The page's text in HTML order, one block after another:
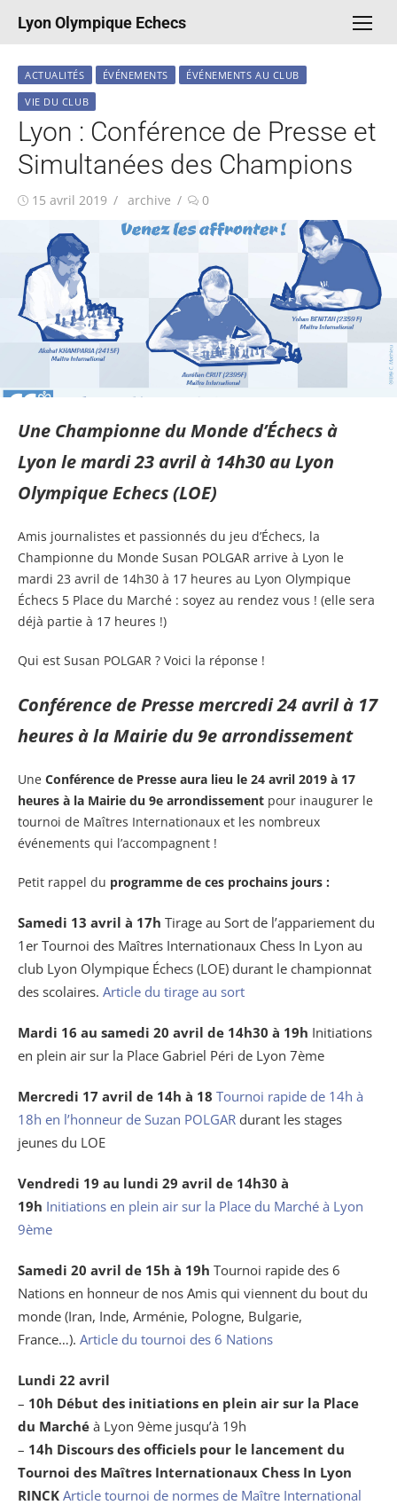
Lyon Olympique Echecs
ACTUALITÉS ÉVÉNEMENTS
ÉVÉNEMENTS AU CLUB
VIE DU CLUB
Lyon : Conférence de Presse et
Simultanées des Champions
Publié
15 avril 2019 Auteur/autrice
archive 0
Une Championne du Monde d’Échecs à
Lyon le mardi 23 avril à 14h30 au Lyon
Olympique Echecs (LOE)
Amis journalistes et passionnés du jeu d’Échecs, la
Championne du Monde Susan POLGAR arrive à Lyon le
mardi 23 avril de 14h30 à 17 heures au Lyon Olympique
Échecs 5 Place du Marché : soyez au rendez vous ! (elle sera
déjà partie à 17 heures !)
Qui est Susan POLGAR ? Voici la réponse !
Conférence de Presse mercredi 24 avril à 17
heures à la Mairie du 9e arrondissement
Une Conférence de Presse aura lieu le 24 avril 2019 à 17
heures à la Mairie du 9e arrondissement pour inaugurer le
tournoi de Maîtres Internationaux et les nombreux
événements qui l’accompagnent !
Petit rappel du programme de ces prochains jours :
Samedi 13 avril à 17h Tirage au Sort de l’appariement du
1er Tournoi des Maîtres Internationaux Chess In Lyon au
club Lyon Olympique Échecs (LOE) durant le championnat
des scolaires. Article du tirage au sort
Mardi 16 au samedi 20 avril de 14h30 à 19h Initiations
en plein air sur la Place Gabriel Péri de Lyon 7ème
Mercredi 17 avril de 14h à 18 Tournoi rapide de 14h à
18h en l’honneur de Suzan POLGAR durant les stages
jeunes du LOE
Vendredi 19 au lundi 29 avril de 14h30 à
19h Initiations en plein air sur la Place du Marché à Lyon
9ème
Samedi 20 avril de 15h à 19h Tournoi rapide des 6
Nations en honneur de nos Amis qui viennent du bout du
monde (Iran, Inde, Arménie, Pologne, Bulgarie,
France…). Article du tournoi des 6 Nations
Lundi 22 avril
– 10h Début des initiations en plein air sur la Place
du Marché à Lyon 9ème jusqu’à 19h
– 14h Discours des officiels pour le lancement du
Tournoi des Maîtres Internationaux Chess In Lyon
RINCK Article tournoi de normes de Maître International